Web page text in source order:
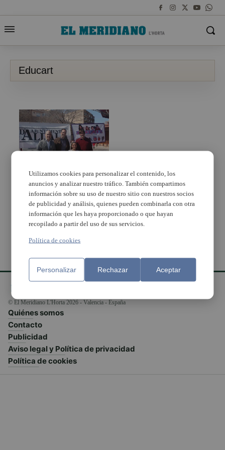
Educart
Aldaia organiza el
primer torneo de
ajedrez de la localidad
© El Meridiano L'Horta 2026 - Valencia - España
Quiénes somos
Contacto
Publicidad
Aviso legal y Política de privacidad
Política de cookies
Utilizamos cookies para personalizar el contenido, los
anuncios y analizar nuestro tráfico. También compartimos
información sobre su uso de nuestro sitio con nuestros socios
de publicidad y análisis, quienes pueden combinarla con otra
información que les haya proporcionado o que hayan
recopilado a partir del uso de sus servicios.
Política de cookies
Personalizar Rechazar Aceptar